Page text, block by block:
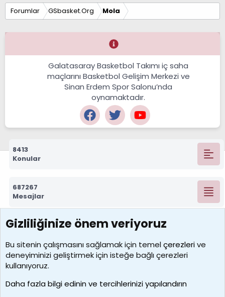
Forumlar GSbasket.Org Mola
Galatasaray Basketbol Takımı iç saha
maçlarını Basketbol Gelişim Merkezi ve
Sinan Erdem Spor Salonu’nda
oynamaktadır.
8413
Konular
687267
Mesajlar
7388
Kullanıcılar
borabekirogluu
Son üye
Gizliliğinize önem veriyoruz
Bu sitenin çalışmasını sağlamak için temelçerezlerive
deneyiminizi geliştirmek için isteğe bağlı çerezleri
kullanıyoruz.
Daha fazla bilgi edinin ve tercihlerinizi yapılandırın